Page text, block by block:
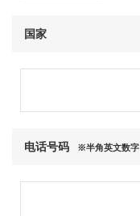
国家
电话号码 ※半角英文数字